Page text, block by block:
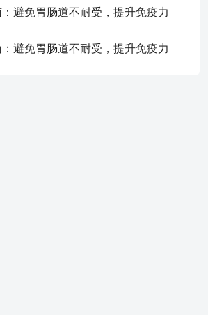
避免胃肠道不耐受，提升免疫力
避免胃肠道不耐受，提升免疫力